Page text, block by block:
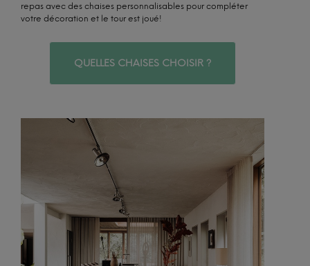
repas avec des chaises personnalisables pour compléter
votre décoration et le tour est joué!
QUELLES CHAISES CHOISIR ?